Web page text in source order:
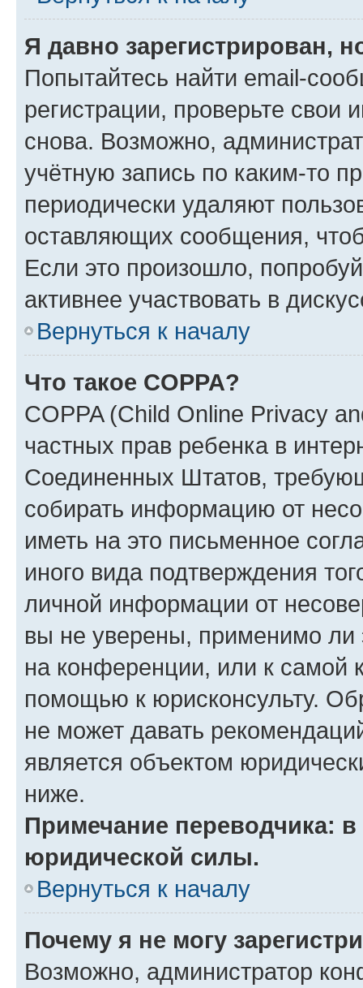
Я давно зарегистрирован,
Попытайтесь найти email-
регистрации, проверьте свои
снова. Возможно,
учётную запись по каким-то
периодически удаляют
оставляющих сообщения,
Если это произошло,
активнее участвовать в
Вернуться к началу
Что такое COPPA?
COPPA (Child Online Privacy
частных прав ребенка в
Соединенных Штатов,
собирать информацию от
иметь на это письменное
иного вида подтверждения
личной информации от
вы не уверены, применимо ли
на конференции, или к самой
помощью к юрисконсульту.
не может давать
является объектом
ниже.
Примечание переводчика:
юридической силы.
Вернуться к началу
Почему я не могу
Возможно, администратор